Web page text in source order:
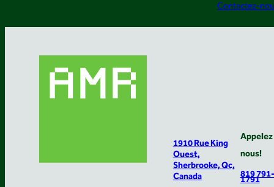
Contactez-
1910 Rue King
Ouest,
Sherbrooke, Qc,
Canada
Appelez
nous!
819 791-
1791